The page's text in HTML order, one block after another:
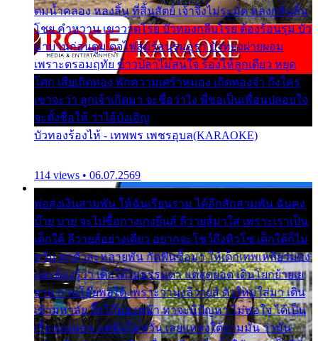
ตมน้ำคลอง หลงลิ้น ที่สิ้นสัตย์ เจ้าจึงไม่ระมัด หลงกลิ่นลิ้น
โชย คำหวาน เขาวาดโรย บัวทองกลีบโรย ต้องร้อนรุม บัว
มาบานก่อนตูม ดุจไฟสุมร้อนรุมอุรา บัวทองผ่ายผอม
เพราะตรอมฤทัย ข้าวปลาไม่สนใจ ร้องไห้ลูกเดียว หยุด
โศก เสียเถิดทอง พักความเศร้าหมอง เถิดทองจ๋า ถึงใคร
เขาจะว่า ลูกเจ้าเกิดมา จะชื่อว่าไง พี่ขอเป็นเพื่อนปลอบใจ
จะตั้งชื่อให้ ว่าไอ้บังเอิญ
บัวทองร้องไห้ - เทพพร เพชรอุบล(KARAOKE)
114 views • 06.07.2569
พ่อส่งเงินสามพัน ให้ฉันเรียนราม ได้อีกสักสามพัน ฉันคง
บ๊าย บาย จะไปซื้อกางเกงยีนส์ ลีวายส์มาใส่ เพราะเราเป็น
เด็กใต้ ลีวายส์อย่างเดียว อยากจะโชว์ถึงหิวโซ เด็กใต้ก็ไม่
หวั่น ตกตัวละหลายพัน กัดฟันซื้อมา ให้เด็กเทพเหลียวมอง
และต้องรู้ว่า เด็กใต้ไม่ธรรมดา แต่สุดยอด เดินโยกย้ายเย
ยวน กวนโอ๊ยพอได้ เพราะว่านุ่งลีวายส์ ตัวใหม่ใส่มา เดิน
เข้ามหาลัย จิ๊กโก๊มองหน้า ท่าจะมีปัญหา ไม่พอใจ ได้เป็น
เรื่องแน่นอน แต่ฉันไม่หวั่น เลยแหลงใต้ถามมัน ว่ามัน